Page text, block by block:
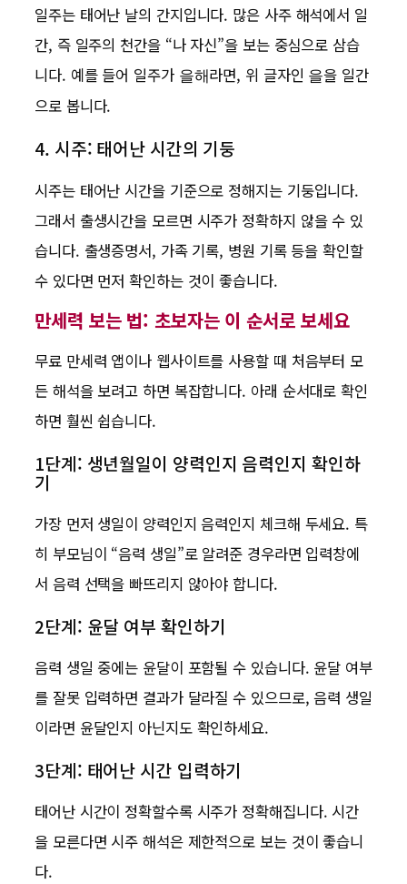
일주는 태어난 날의 간지입니다. 많은 사주 해석에서 일
간, 즉 일주의 천간을 “나 자신”을 보는 중심으로 삼습
니다. 예를 들어 일주가 을해라면, 위 글자인 을을 일간
으로 봅니다.
4. 시주: 태어난 시간의 기둥
시주는 태어난 시간을 기준으로 정해지는 기둥입니다.
그래서 출생시간을 모르면 시주가 정확하지 않을 수 있
습니다. 출생증명서, 가족 기록, 병원 기록 등을 확인할
수 있다면 먼저 확인하는 것이 좋습니다.
만세력 보는 법: 초보자는 이 순서로 보세요
무료 만세력 앱이나 웹사이트를 사용할 때 처음부터 모
든 해석을 보려고 하면 복잡합니다. 아래 순서대로 확인
하면 훨씬 쉽습니다.
1단계: 생년월일이 양력인지 음력인지 확인하
기
가장 먼저 생일이 양력인지 음력인지 체크해 두세요. 특
히 부모님이 “음력 생일”로 알려준 경우라면 입력창에
서 음력 선택을 빠뜨리지 않아야 합니다.
2단계: 윤달 여부 확인하기
음력 생일 중에는 윤달이 포함될 수 있습니다. 윤달 여부
를 잘못 입력하면 결과가 달라질 수 있으므로, 음력 생일
이라면 윤달인지 아닌지도 확인하세요.
3단계: 태어난 시간 입력하기
태어난 시간이 정확할수록 시주가 정확해집니다. 시간
을 모른다면 시주 해석은 제한적으로 보는 것이 좋습니
다.